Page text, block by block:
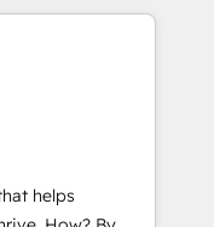
time
in
service
our business
and a
helps